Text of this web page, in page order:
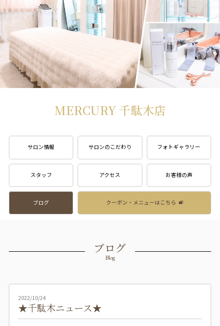
MERCURY 千駄木店
サロン情報 サロンのこだわり フォトギャラリー
スタッフ アクセス お客様の声
ブログ クーポン・メニューはこちら
ブログ
Blog
2022/10/24
★千駄木ニュース★